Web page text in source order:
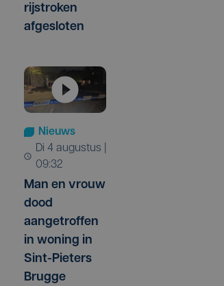
rijstroken
afgesloten
Nieuws
di 4 augustus |
09:32
Man en vrouw
dood
aangetroffen
in woning in
Sint-Pieters
Brugge